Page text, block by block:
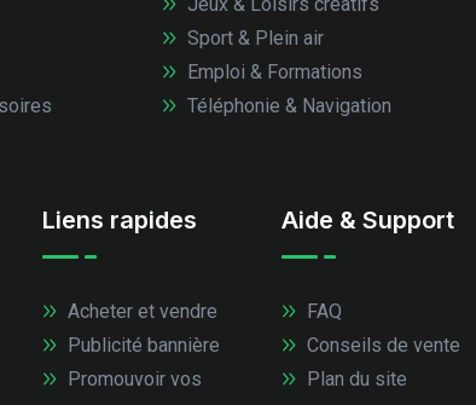
Sport & Plein air
Emploi & Formations
Téléphonie & Navigation
Liens rapides
Acheter et vendre
Publicité bannière
Promouvoir vos
Aide & Support
FAQ
Conseils de vente
Plan du site